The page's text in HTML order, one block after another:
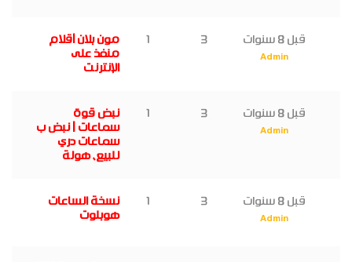
مون بلان أقلام
منفذ على
الإنترنت
1 3 قبل 8 سنوات
Admin
نبض قوة
سماعات | نبض ب
سماعات دري
للبيع، هولة
1 3 قبل 8 سنوات
Admin
نسخة الساعات
هوبلوت
1 3 قبل 8 سنوات
Admin